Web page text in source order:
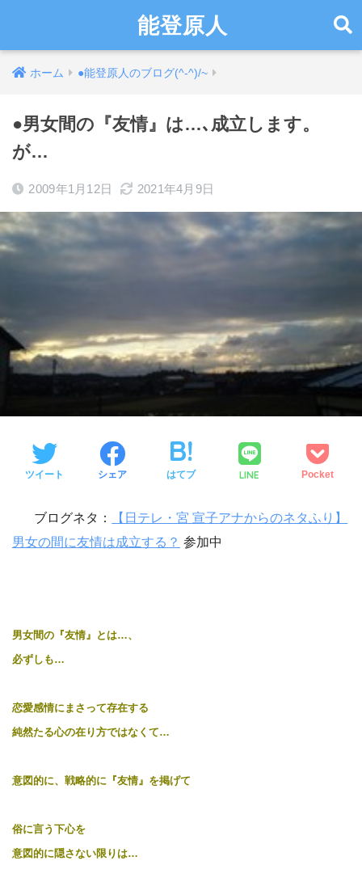
能登原人
ホーム ●能登原人のブログ(^-^)/~
●男女間の『友情』は…､成立します。
が…
2009年1月12日 2021年4月9日
ツイート シェア はてブ LINE Pocket
ブログネタ：
【日テレ・宮 宣子アナからのネタふり】
男女の間に友情は成立する？ 参加中
男女間の『友情』とは…、
必ずしも…
恋愛感情にまさって存在する
純然たる心の在り方ではなくて…
意図的に、戦略的に『友情』を掲げて
俗に言う下心を
意図的に隠さない限りは…